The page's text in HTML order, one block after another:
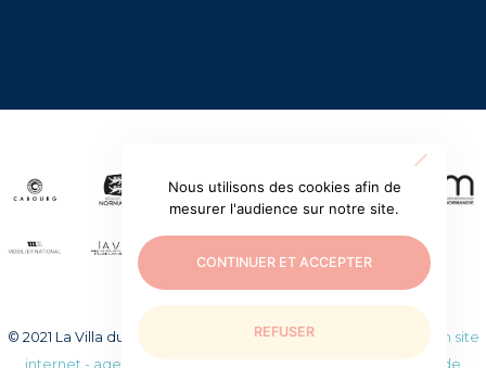
© 2021 La Villa du temps retrouvé. Tous droits réservés.
Création site
internet - agence web WEEZY|Mentions légales|Politique de
Nous utilisons des cookies afin de
mesurer l'audience sur notre site.
CONTINUER ET ACCEPTER
REFUSER